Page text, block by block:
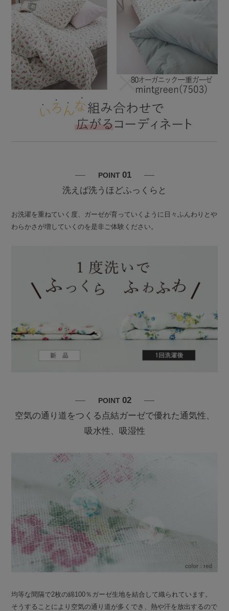
POINT 01
洗えば洗うほどふっくらと
お洗濯を重ねていく度、ガーゼが育っていくように日々ふんわりとや
わらかさが増していくのを是非ご体験ください。
POINT 02
空気の通り道をつくる点結ガーゼで優れた通気性、
吸水性、吸湿性
均等な間隔で2枚の綿100％ガーゼ生地を結合して織られています。
そうすることにより空気の通り道が多くでき、熱や汗を放出するので